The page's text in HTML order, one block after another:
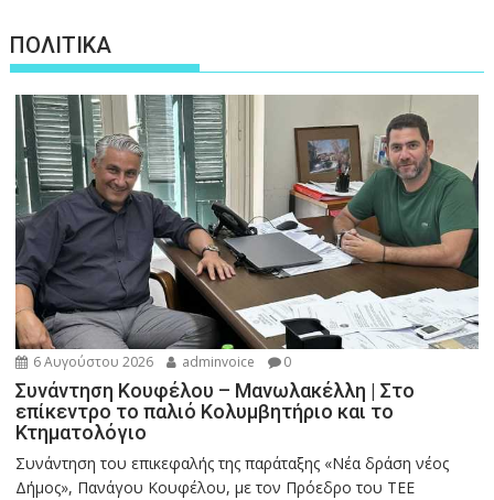
ΠΟΛΙΤΙΚΑ
6 Αυγούστου 2026 adminvoice 0
Συνάντηση Κουφέλου – Μανωλακέλλη | Στο
επίκεντρο το παλιό Κολυμβητήριο και το
Κτηματολόγιο
Συνάντηση του επικεφαλής της παράταξης «Νέα δράση νέος
Δήμος», Πανάγου Κουφέλου, με τον Πρόεδρο του ΤΕΕ